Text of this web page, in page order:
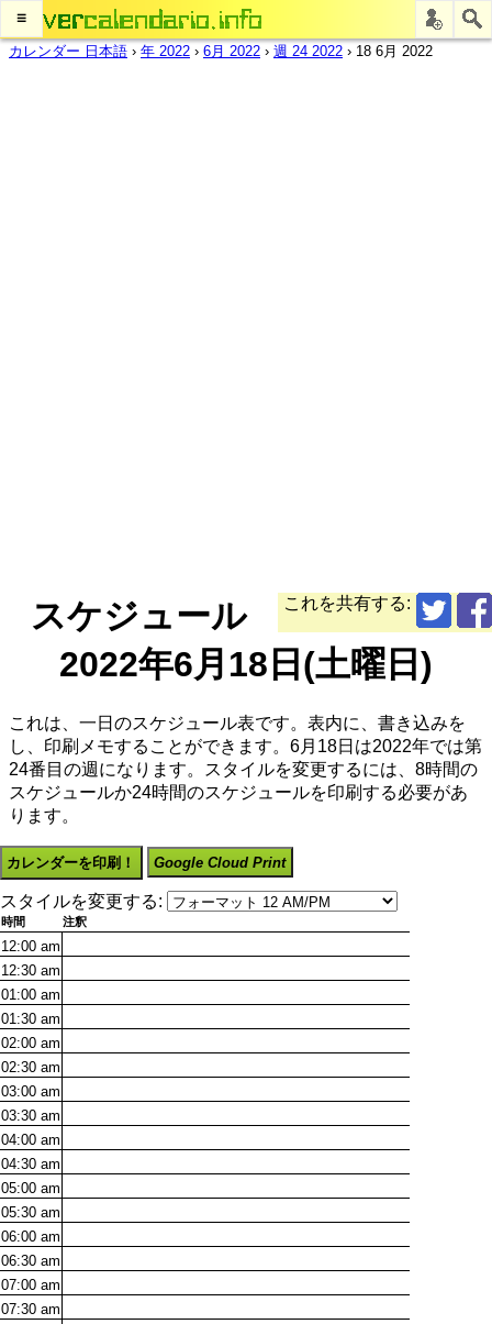
≡
カレンダー 日本語 › 年 2022 › 6月 2022 › 週 24 2022 › 18 6月 2022
これを共有する:
スケジュール
2022年6月18日(土曜日)
これは、一日のスケジュール表です。表内に、書き込みを
し、印刷メモすることができます。6月18日は2022年では第
24番目の週になります。スタイルを変更するには、8時間の
スケジュールか24時間のスケジュールを印刷する必要があ
ります。
カレンダーを印刷！ Google Cloud Print
スタイルを変更する:
時間 注釈
12:00 am
12:30 am
01:00 am
01:30 am
02:00 am
02:30 am
03:00 am
03:30 am
04:00 am
04:30 am
05:00 am
05:30 am
06:00 am
06:30 am
07:00 am
07:30 am